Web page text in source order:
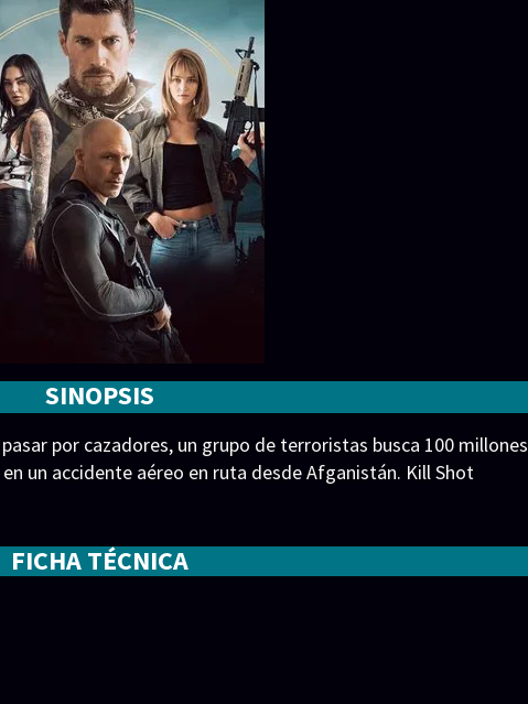
SINOPSIS
por cazadores, un grupo de terroristas busca 100 millones
un accidente aéreo en ruta desde Afganistán. Kill Shot
FICHA TÉCNICA